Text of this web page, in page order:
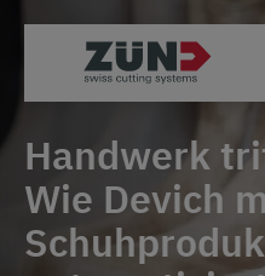
Handwerk
Wie Devich